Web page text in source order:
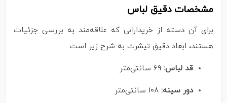
مشخصات دقیق لباس
برای آن دسته از خریدارانی که علاقه‌مند به بررسی جزئیات
هستند، ابعاد دقیق تیشرت به شرح زیر است:
قد لباس:
دور سینه: